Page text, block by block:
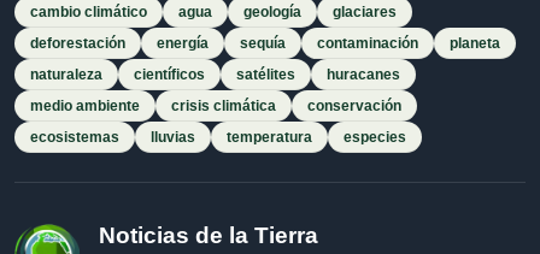
cambio climático
agua geología
glaciares
deforestación
energía sequía contaminación
planeta
naturaleza
científicos satélites
huracanes
medio ambiente
crisis climática
conservación
ecosistemas
lluvias temperatura especies
Noticias de la Tierra